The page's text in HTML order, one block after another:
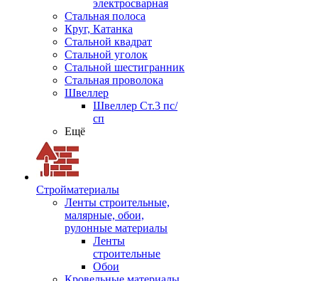
электросварная
Стальная полоса
Круг, Катанка
Стальной квадрат
Стальной уголок
Стальной шестигранник
Стальная проволока
Швеллер
Швеллер Ст.3 пс/
сп
Ещё
Стройматериалы
Ленты строительные,
малярные, обои,
рулонные материалы
Ленты
строительные
Обои